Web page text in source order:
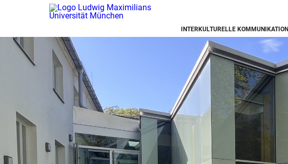
INTERKULTURELLE KOMMUNIKATION